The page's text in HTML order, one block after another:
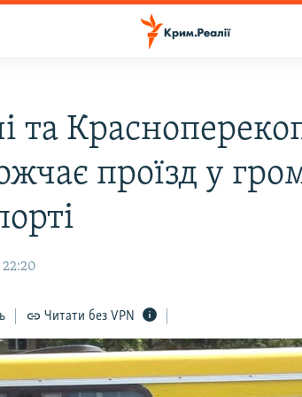
та
проїзд у
22:20
Читати без VPN